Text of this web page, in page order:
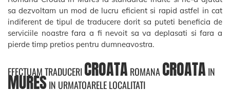
sa dezvoltam un mod de lucru eficient si rapid astfel in cat
indiferent de tipul de traducere dorit sa puteti beneficia de
serviciile noastre fara a fi nevoit sa va deplasati si fara a
pierde timp pretios pentru dumneavostra.
EFECTUAM TRADUCERICROATA ROMANACROATA IN
MURESIN URMATOARELE LOCALITATI